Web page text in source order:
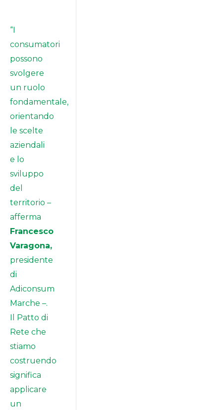
“I
consumatori
possono
svolgere
un ruolo
fondamentale,
orientando
le scelte
aziendali
e lo
sviluppo
del
territorio –
afferma
Francesco
Varagona,
presidente
di
Adiconsum
Marche –.
Il Patto di
Rete che
stiamo
costruendo
significa
applicare
un